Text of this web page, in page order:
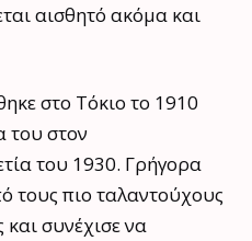
αισθητό ακόμα και
στο Τόκιο το 1910
του στον
του 1930. Γρήγορα
τους πιο ταλαντούχους
και συνέχισε να